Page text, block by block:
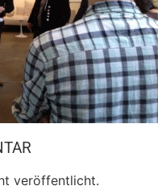
veröffentlicht.